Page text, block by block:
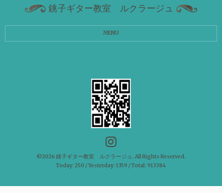
銚子ギター教室 ルクラージュ
MENU
©2026 銚子ギター教室 ルクラージュ . All Rights Reserved.
Today: 250 / Yesterday: 1359 / Total: 913384